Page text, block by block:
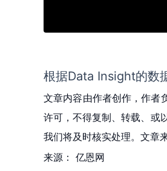
根据Data Insight的数
文章内容由作者创作，作者
许可，不得复制、转载、或
我们将及时核实处理。文章
来源： 亿恩网